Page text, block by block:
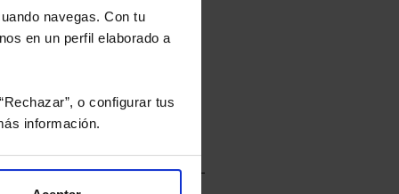
navegas. Con tu
en un perfil elaborado a
o configurar tus
información.
un estudio gratuito